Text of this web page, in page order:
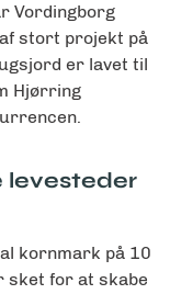
Vordingborg
stort projekt på
er lavet til
Hjørring
levesteder
kornmark på 10
sket for at skabe